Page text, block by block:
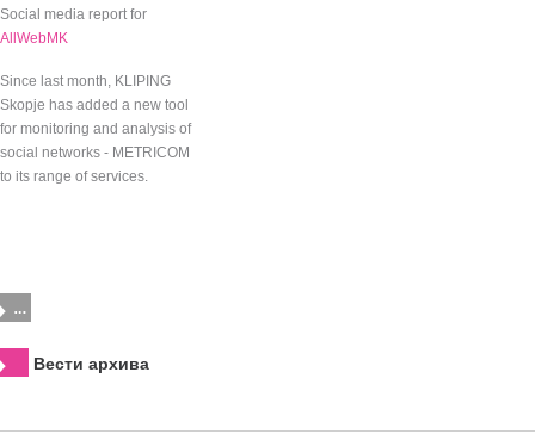
Social media report for
AllWebMK
Since last month, KLIPING
Skopje has added a new tool
for monitoring and analysis of
social networks - METRICOM
to its range of services.
Вести архива